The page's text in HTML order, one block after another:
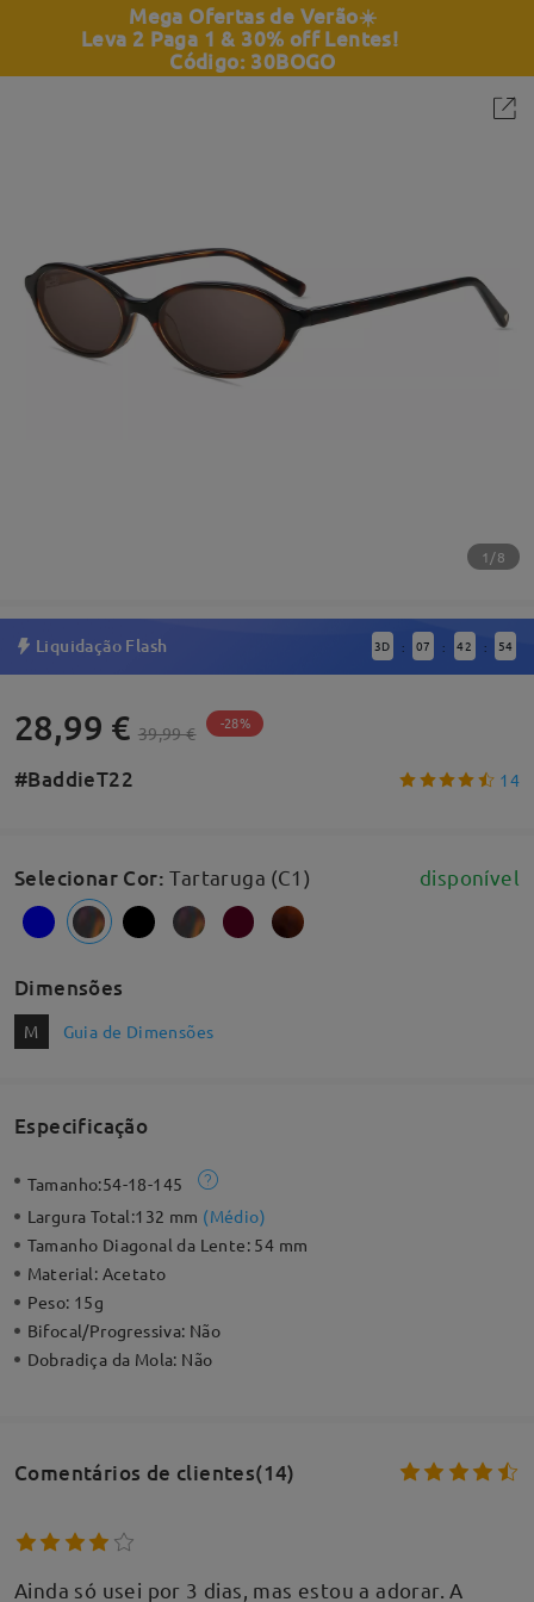
Mega Ofertas de Verão☀️
Leva 2 Paga 1 & 30% off Lentes!
Código: 30BOGO
1/8
Liquidação Flash 3D : 07 : 42 : 53
28,99 € 39,99 € -28%
#BaddieT22 14
Selecionar Cor:Tartaruga (C1) disponível
Dimensões
M Guia de Dimensões
Especificação
Tamanho:54-18-145
Largura Total:132 mm (Médio)
Tamanho Diagonal da Lente: 54 mm
Material: Acetato
Peso: 15g
Bifocal/Progressiva: Não
Dobradiça da Mola: Não
Comentários de clientes(14)
Ainda só usei por 3 dias, mas estou a adorar. A